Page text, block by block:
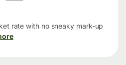
rate with no sneaky mark-up